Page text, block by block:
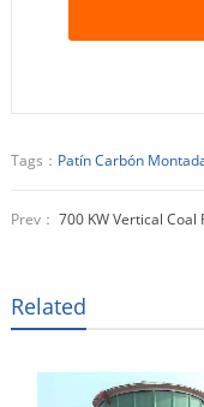
Tags： Patín Carbón
Prev： 700 KW Vertical
Related